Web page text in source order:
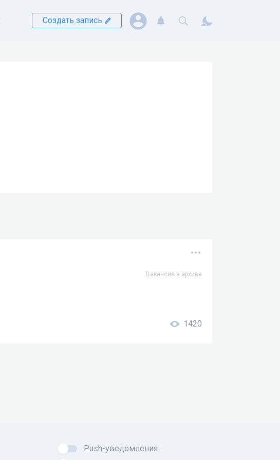
Создать запись
Вакансия в архиве
1420
Push-уведомления